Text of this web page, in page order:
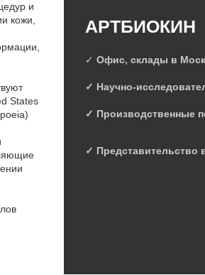
и
кожи,
States
АРТБИОКИН
✓ Офис, склады в
✓ Научно-
✓ Производственные
✓ Представительство